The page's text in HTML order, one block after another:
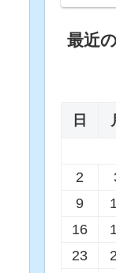
最近
日
2
9
16
23